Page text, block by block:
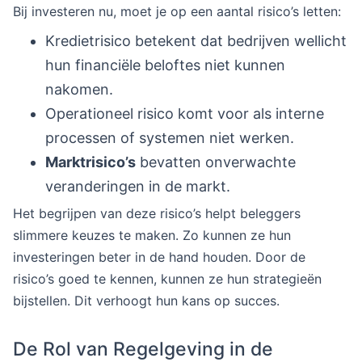
Bij investeren nu, moet je op een aantal risico’s letten:
Kredietrisico betekent dat bedrijven wellicht
hun financiële beloftes niet kunnen
nakomen.
Operationeel risico komt voor als interne
processen of systemen niet werken.
Marktrisico’s bevatten onverwachte
veranderingen in de markt.
Het begrijpen van deze risico’s helpt beleggers
slimmere keuzes te maken. Zo kunnen ze hun
investeringen beter in de hand houden. Door de
risico’s goed te kennen, kunnen ze hun strategieën
bijstellen. Dit verhoogt hun kans op succes.
De Rol van Regelgeving in de